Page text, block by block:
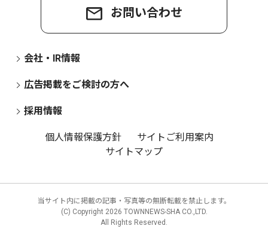
お問い合わせ
会社・IR情報
広告掲載をご検討の方へ
採用情報
個人情報保護方針
サイトご利用案内
サイトマップ
当サイト内に掲載の記事・写真等の無断転載を禁止します。
(C) Copyright 2026 TOWNNEWS-SHA CO.,LTD.
All Rights Reserved.